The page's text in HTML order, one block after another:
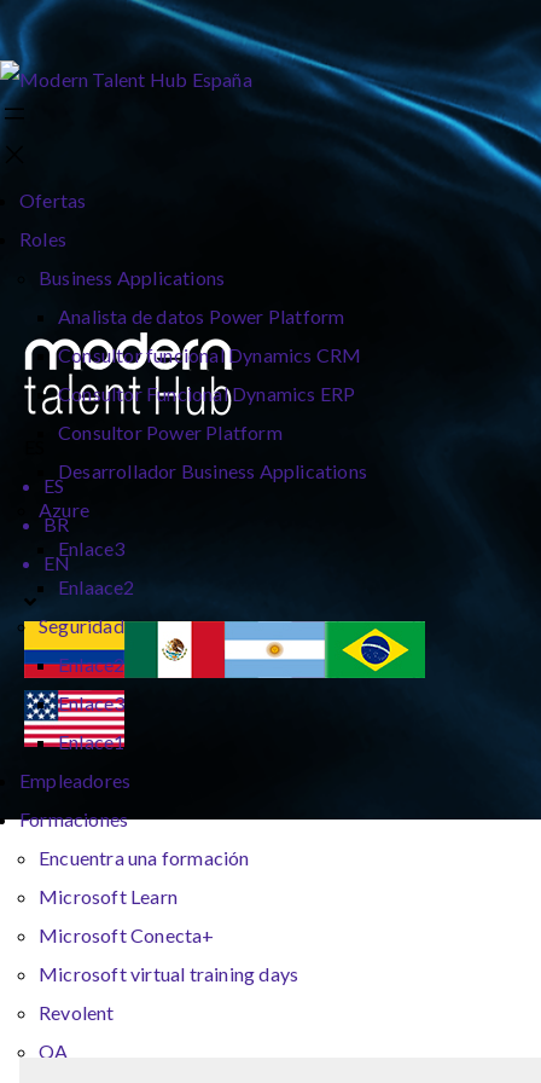
Ofertas
Roles
Business Applications
Analista de datos Power Platform
Consultor funcional Dynamics CRM
Consultor Funcional Dynamics ERP
Consultor Power Platform
Desarrollador Business Applications
Azure
Enlace3
Enlaace2
Seguridad
Enlace2
Enlace3
Enlace1
Empleadores
Formaciones
Encuentra una formación
Microsoft Learn
Microsoft Conecta+
Microsoft virtual training days
Revolent
QA
ES
BR
EN